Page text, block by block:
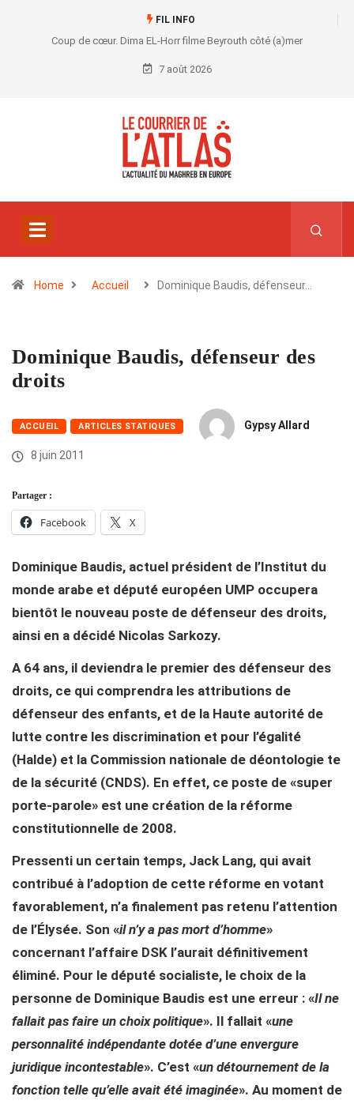
FIL INFO
Coup de cœur. Dima EL-Horr filme Beyrouth côté (a)mer
7 août 2026
Home Accueil Dominique Baudis, défenseur…
Dominique Baudis, défenseur des
droits
ACCUEIL ARTICLES STATIQUES Gypsy Allard
8 juin 2011
Partager :
Facebook X
Dominique Baudis, actuel président de l’Institut du
monde arabe et député européen UMP occupera
bientôt le nouveau poste de défenseur des droits,
ainsi en a décidé Nicolas Sarkozy.
A 64 ans, il deviendra le premier des défenseur des
droits, ce qui comprendra les attributions de
défenseur des enfants, et de la Haute autorité de
lutte contre les discrimination et pour l’égalité
(Halde) et la Commission nationale de déontologie te
de la sécurité (CNDS). En effet, ce poste de «super
porte-parole» est une création de la réforme
constitutionnelle de 2008.
Pressenti un certain temps, Jack Lang, qui avait
contribué à l’adoption de cette réforme en votant
favorablement, n’a finalement pas retenu l’attention
de l’Élysée. Son «il n’y a pas mort d’homme»
concernant l’affaire DSK l’aurait définitivement
éliminé. Pour le député socialiste, le choix de la
personne de Dominique Baudis est une erreur : «Il ne
fallait pas faire un choix politique». Il fallait «une
personnalité indépendante dotée d’une envergure
juridique incontestable». C’est «un détournement de la
fonction telle qu’elle avait été imaginée». Au moment de